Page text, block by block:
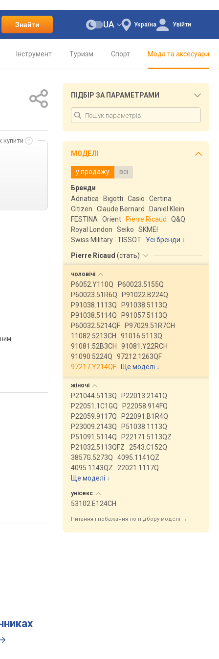
Знайти Україна
UA Увійти
Інструмент Туризм Спорт Мода та аксесуари
купити
ПІДБІР ЗА ПАРАМЕТРАМИ
МОДЕЛІ
у продажу всі
Бренди
Adriatica
Bigotti Casio
Certina
Citizen
Claude Bernard
Daniel Klein
FESTINA
Orient Pierre Ricaud
Q&Q
Royal London
Seiko
SKMEI
Swiss Military TISSOT
Усі бренди
Pierre Ricaud (стать)
чоловічі
P6052.Y110Q
P60023.5155Q
P60023.51R6Q
P91022.B224Q
P91038.1113Q
P91038.5113Q
P91038.5114Q
P91057.5113Q
P60032.5214QF
P97029.51R7CH
11082.5213CH
91016.5113Q
91081.52B3CH
91081.Y22RCH
91090.5224Q
97212.1263QF
97217.Y214QF
Ще моделі ↓
жіночі
P21044.5113Q
P22013.2141Q
P22051.1C1GQ
P22058.914FQ
P22059.9117Q
P22091.B1R4Q
P23009.2143Q
P51038.1113Q
P51091.5114Q
P22171.5113QZ
P21032.5113QFZ
2543.C152Q
3857G.5273Q
4095.1141QZ
4095.1143QZ
22021.1117Q
Ще моделі ↓
унісекс
53102.E124CH
Питання і побажання по підбору моделі →